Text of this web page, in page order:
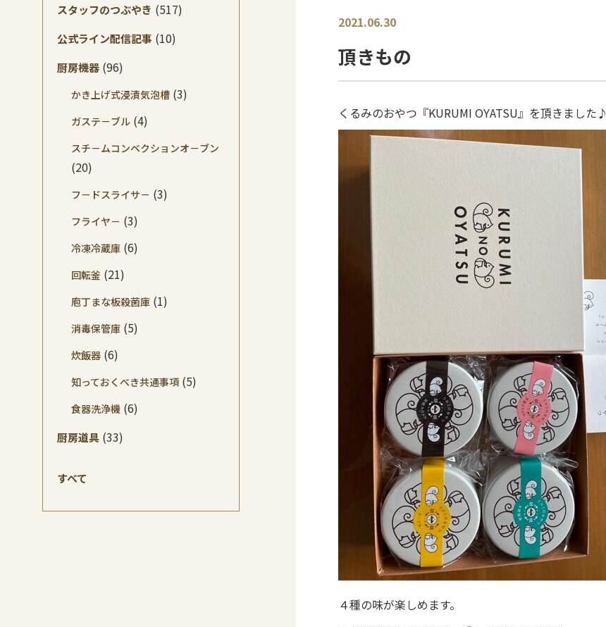
2021.06.30
頂きもの
くるみのおやつ『KURUMI OYATSU』を頂きました♪
４種の味が楽しめます。
スタッフのつぶやき (517)
公式ライン配信記事 (10)
厨房機器 (96)
かき上げ式浸漬気泡槽 (3)
ガステ－ブル (4)
スチ－ムコンベクションオ－ブン
(20)
フ－ドスライサ－ (3)
フライヤ－ (3)
冷凍冷蔵庫 (6)
回転釜 (21)
庖丁まな板殺菌庫 (1)
消毒保管庫 (5)
炊飯器 (6)
知っておくべき共通事項 (5)
食器洗浄機 (6)
厨房道具 (33)
すべて